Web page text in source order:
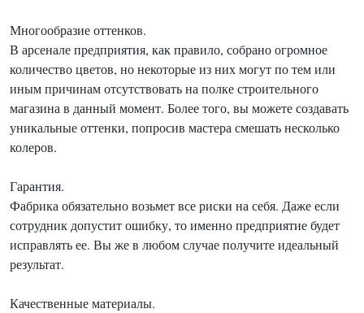
Многообразие оттенков.
В арсенале предприятия, как правило, собрано огромное
количество цветов, но некоторые из них могут по тем или
иным причинам отсутствовать на полке строительного
магазина в данный момент. Более того, вы можете создавать
уникальные оттенки, попросив мастера смешать несколько
колеров.
Гарантия.
Фабрика обязательно возьмет все риски на себя. Даже если
сотрудник допустит ошибку, то именно предприятие будет
исправлять ее. Вы же в любом случае получите идеальный
результат.
Качественные материалы.